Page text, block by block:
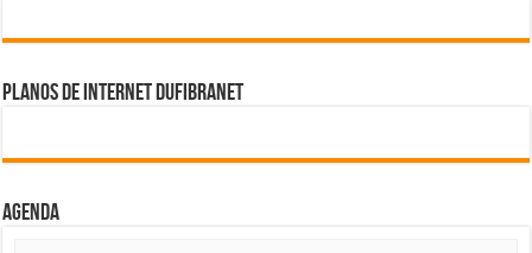
Planos de internet DUFIBRANET
Agenda